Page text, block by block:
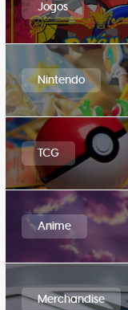
Jogos
Nintendo
TCG
Anime
Merchandise